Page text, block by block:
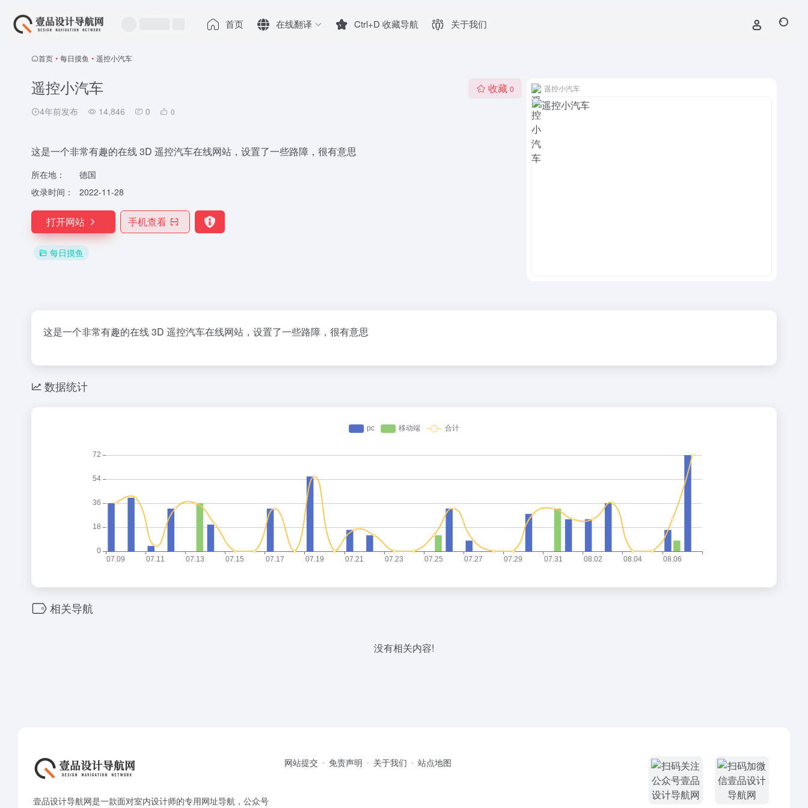
首页 在线翻译 Ctrl+D 收藏导航 关于我们
首页 • 每日摸鱼 • 遥控小汽车
遥控小汽车
4年前发布 14,846 0 0
收藏 0
这是一个非常有趣的在线 3D 遥控汽车在线网站，设置了一些路障，很有意思
所在地：
德国
收录时间：
2022-11-28
打开网站 手机查看
每日摸鱼
遥控小汽车
这是一个非常有趣的在线 3D 遥控汽车在线网站，设置了一些路障，很有意思
数据统计
相关导航
没有相关内容!
壹品设计导航网是一款面对室内设计师的专用网址导航，公众号
网站提交 免责声明 关于我们 站点地图